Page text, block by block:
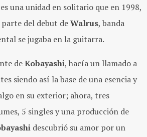
es una unidad en solitario que en 1998,
del debut deWalrus, banda
se jugaba en la guitarra.
deKobayashi, hacía un llamado a
siendo así la base de una esencia y
en su exterior; ahora, tres
5 singles y una producción de
descubrió su amor por un